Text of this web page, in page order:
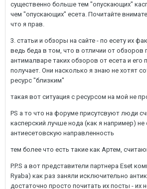
существенно больше тем "опускающих"
чем "опускающих" есета. Почитайте
что я прав.
3. статьи и обзоры на сайте - по есету их
ведь беда в том, что в отличии от обзоров
антималваре таких обзоров от есета и его
получает. Они насколько я знаю не хотят
ресурс "близким"
такая вот ситуация с ресурсом на мой не
PS а то что на форуме присутсвуют люди
касперский лучше нода (как я например) не
антиесетовскую направленность
тем более что есть такие как Артем,
P.P.S а вот представители партнера Eset
Ryaba) как раз заняли исключительно
достаточно просто почитать их посты - их